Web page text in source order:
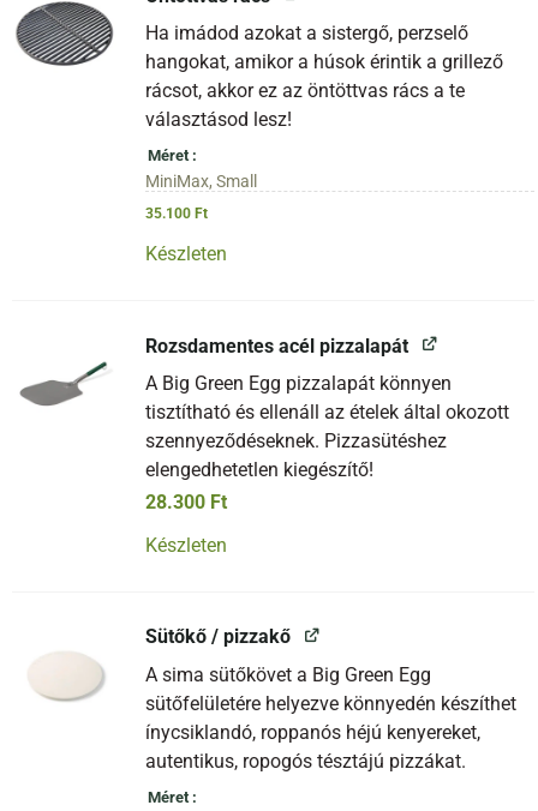
Ha imádod azokat a sistergő, perzselő
hangokat, amikor a húsok érintik a grillező
rácsot, akkor ez az öntöttvas rács a te
választásod lesz!
Méret
MiniMax, Small
35.100 Ft
Készleten
Rozsdamentes acél pizzalapát
A Big Green Egg pizzalapát könnyen
tisztítható és ellenáll az ételek által okozott
szennyeződéseknek. Pizzasütéshez
elengedhetetlen kiegészítő!
28.300 Ft
Készleten
Sütőkő / pizzakő
A sima sütőkövet a Big Green Egg
sütőfelületére helyezve könnyedén készíthet
ínycsiklandó, roppanós héjú kenyereket,
autentikus, ropogós tésztájú pizzákat.
Méret